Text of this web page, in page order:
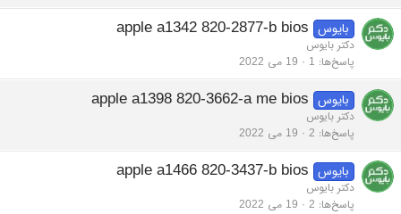
بایوس apple a1342 820-2877-b bios
دکتر بایوس
پاسخ‌ها 1 19 می 2022
بایوس apple a1398 820-3662-a me bios
دکتر بایوس
پاسخ‌ها 2 19 می 2022
بایوس apple a1466 820-3437-b bios
دکتر بایوس
پاسخ‌ها 2 19 می 2022